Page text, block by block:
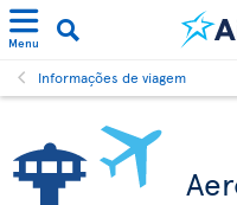
Menu
Informações de viagem